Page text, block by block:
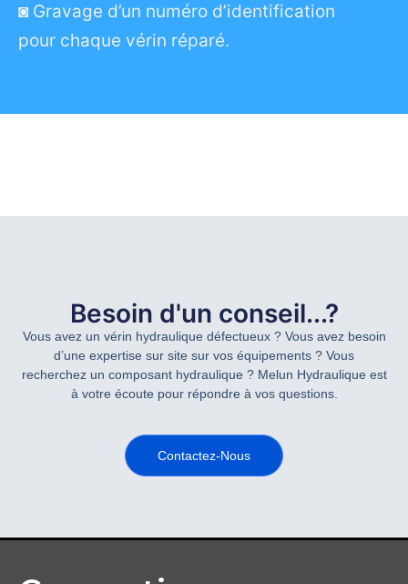
◙ Gravage d’un numéro d’identification
pour chaque vérin réparé.
Besoin d'un conseil...?
Vous avez un vérin hydraulique défectueux ? Vous avez besoin
d’une expertise sur site sur vos équipements ? Vous
recherchez un composant hydraulique ? Melun Hydraulique est
à votre écoute pour répondre à vos questions.
Contactez-Nous